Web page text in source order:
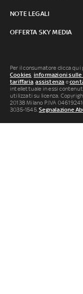
NOTE LEGALI
OFFERTA SKY MEDIA
Per il consumatore clicca
Cookies, informazioni
tariffaria,assistenza e
intellettuale in essi
utilizzati su licenza.
20138 Milano P.IVA
3035-1545.Segnalazione